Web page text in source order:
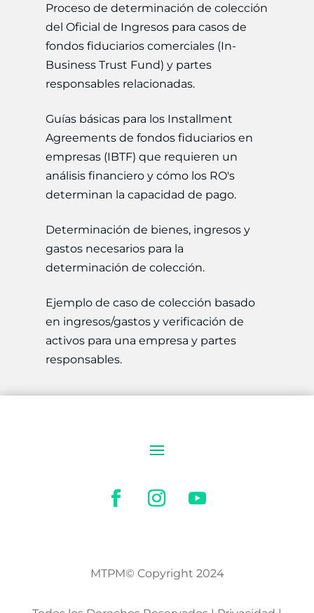
Proceso de determinación de colección
del Oficial de Ingresos para casos de
fondos fiduciarios comerciales (In-
Business Trust Fund) y partes
responsables relacionadas.
Guías básicas para los Installment
Agreements de fondos fiduciarios en
empresas (IBTF) que requieren un
análisis financiero y cómo los RO's
determinan la capacidad de pago.
Determinación de bienes, ingresos y
gastos necesarios para la
determinación de colección.
Ejemplo de caso de colección basado
en ingresos/gastos y verificación de
activos para una empresa y partes
responsables.
MTPM© Copyright 2024